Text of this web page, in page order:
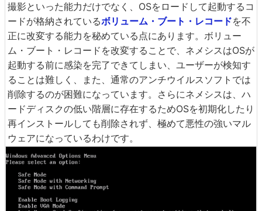
撮影といった能力だけでなく、OSをロードして起動するコ
ードが格納されているボリューム・ブート・レコードを不
正に改変する能力を秘めている点にあります。ボリュー
ム・ブート・レコードを改変することで、ネメシスはOSが
起動する前に感染を完了できてしまい、ユーザーが検知す
ることは難しく、また、通常のアンチウイルスソフトでは
削除するのが困難になっています。さらにネメシスは、ハ
ードディスクの低い階層に存在するためOSを初期化したり
再インストールしても削除されず、極めて悪性の強いマル
ウェアになっているわけです。